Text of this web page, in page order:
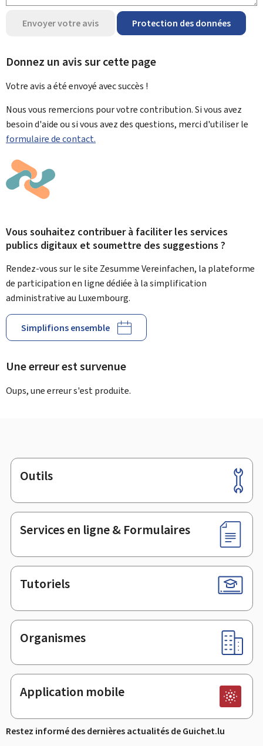
Envoyer votre avis Protection des données
Donnez un avis sur cette page
Votre avis a été envoyé avecsuccès !
Nous vous remercions pour votre contribution. Si vous avez
besoin d'aide ou si vous avez des questions, merci d'utiliser le
formulaire de contact.
Vous souhaitez contribuer à faciliter les services
publics digitaux et soumettre des suggestions ?
Rendez-vous sur le site Zesumme Vereinfachen, la plateforme
de participation en ligne dédiée à la simplification
administrative au Luxembourg.
Simplifions ensemble
Une erreur est survenue
Oups, une erreur s'est produite.
Pied
de
page
Outils
Services en ligne & Formulaires
Tutoriels
Organismes
Application mobile
Restez informé des dernières actualités de Guichet.lu